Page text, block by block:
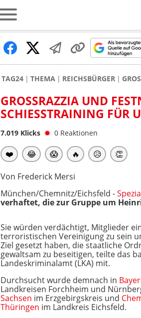
TAG24 THEMA REICHSBÜRGER
GROSSRAZZIA UND
HIESSTRAINING FÜR
7.019 Klicks 0 Reaktionen
❤️ 😂 😱 🔥 😥 👏
Von Frederick Mersi
München/Chemnitz/Eichsfeld -
verhaftet, die zur Gruppe um
Sie würden verdächtigt, Mitglieder
terroristischen Vereinigung zu sein
Ziel gesetzt haben, die staatliche
gewaltsam zu beseitigen, teilte das
Landeskriminalamt (LKA) mit.
Durchsucht wurde demnach in
Landkreisen Forchheim und
Sachsen im Erzgebirgskreis und
Thüringen im Landkreis Eichsfeld.